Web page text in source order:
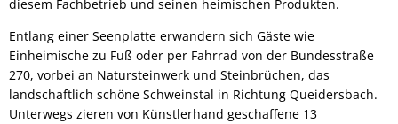
diesem Fachbetrieb und seinen heimischen Produkten.
Entlang einer Seenplatte erwandern sich Gäste wie
Einheimische zu Fuß oder per Fahrrad von der Bundesstraße
270, vorbei an Natursteinwerk und Steinbrüchen, das
landschaftlich schöne Schweinstal in Richtung Queidersbach.
Unterwegs zieren von Künstlerhand geschaffene 13